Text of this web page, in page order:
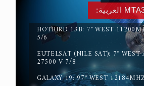
HOTBIRD 13B: 7° WEST
5/6
EUTELSAT (NILE SAT): 7°
27500 V 7/8
GALAXY 19: 97° WEST